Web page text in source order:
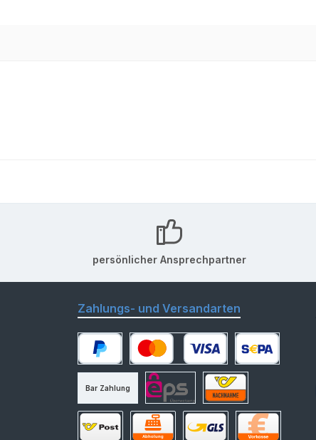
persönlicher Ansprechpartner
Zahlungs- und Versandarten
PayPal Kredit- oder DebitkarteSEPA Lastschrift
Bar Zahlung
eps Nachnahme